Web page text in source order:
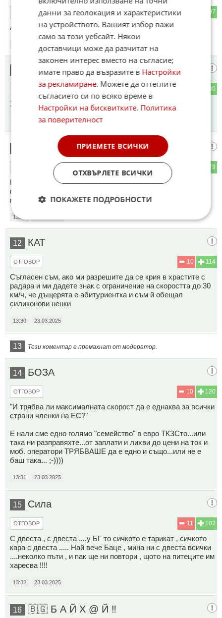
97
ОТГОВОР
Абсолютно и категорично -ДА !!!
БокоБо
80
ОТГОВОР
Защо в БГ строят пътища до 120КМ/ч?!
23.03.2025
си дзън
79
Редно е да се увеличи минималната скорост на
магистралата. Глобата да е същата за нарушението в
минус. Трошките са по-опасни!!!!
13:29
12 КАТ
114
10
ОТГОВОР
Съгласен съм, ако ми разрешите да се крия в храстите с
радара и ми дадете знак с ограничение на скоростта до 30
км/ч, че дъщерята е абитуриентка и съм й обещал
силиконови ненки
13:30 23.03.2025
13 Този коментар е премахнат от модератор.
14 БОЗА
120
10
ОТГОВОР
"И трябва ли максималната скорост да е еднаква за всички
страни членки на ЕС?"
Е нали сме едно голямо "семейство" в евро ТКЗСто...или
така ни разправяхте...от заплати и лихви до цени на ток и
моб. оператори ТРЯБВАШЕ да е едно и също...или не е
баш така... ;-))))
13:31 23.03.2025
15 Сила
102
11
ОТГОВОР
С двеста , с двеста ....у БГ то сичкото е тарикат , сичкото
кара с двеста ..... Най вече Баце , мина ни с двеста всички
....неколко пъти , и пак ще ни повтори , щото на питеците им
харесва !!!!
13:32 23.03.2025
16 🇧🇬 Б А Й Х @ Й ‼️
данни за геолокация и характеристики
на устройството. Вашият избор важи
само за този уебсайт. Някои
доставчици може да разчитат на
законен интерес вместо на съгласие;
имате право да възразите в Настройки
за рекламиране. Можете да оттеглите
съгласието си по всяко време в
Настройки на бисквитките. Политика
за поверителност
ПРИЕМЕТЕ ВСИЧКИ
ОТХВЪРЛЕТЕ ВСИЧКИ
ПОКАЖЕТЕ ПОДРОБНОСТИ